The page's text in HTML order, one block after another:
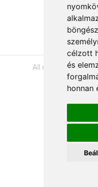
célzott
és
honnan
All rights reserved